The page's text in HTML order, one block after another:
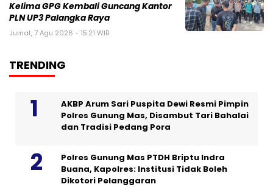
Kelima GPG Kembali Guncang Kantor
PLN UP3 Palangka Raya
Jumat, 7 Agu 2026 - 15:21 WIB
TRENDING
AKBP Arum Sari Puspita Dewi Resmi Pimpin
Polres Gunung Mas, Disambut Tari Bahalai
dan Tradisi Pedang Pora
Polres Gunung Mas PTDH Briptu Indra
Buana, Kapolres: Institusi Tidak Boleh
Dikotori Pelanggaran